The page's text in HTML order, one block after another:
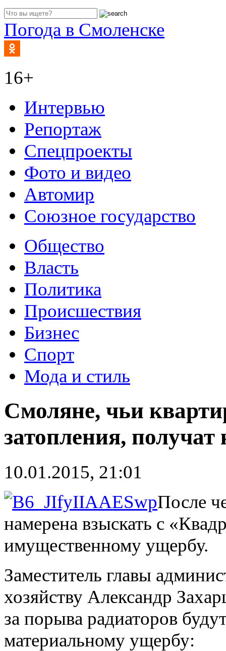
Погода в Смоленске
16+
Интервью
Репортаж
Спецпроекты
Фото и видео
Автомир
Союзное государство
Общество
Власть
Политика
Происшествия
Бизнес
Спорт
Мода и стиль
Смоляне, чьи
затопления,
10.01.2015, 21:01
После
намерена взыскать с
имущественному ущербу.
Заместитель главы
хозяйству Александр
за порыва радиаторов
материальному ущербу: